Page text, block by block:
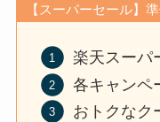
【スーパーセール】
楽天スーパ
各キャンペ
おトクなク